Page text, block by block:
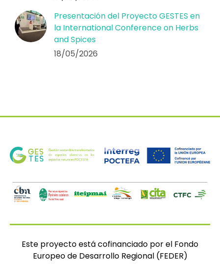
Presentación del Proyecto GESTES en
la International Conference on Herbs
and Spices
18/05/2026
Este proyecto está cofinanciado por el Fondo
Europeo de Desarrollo Regional (FEDER)